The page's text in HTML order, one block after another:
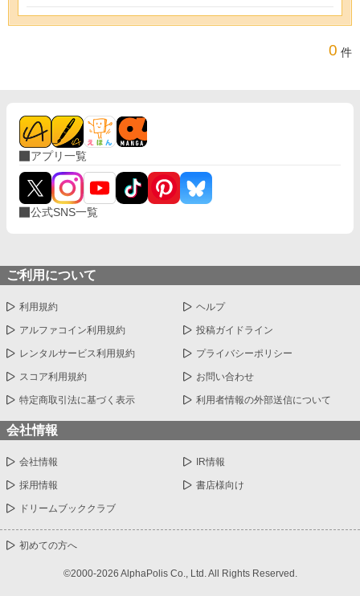
0 件
アプリ一覧
公式SNS一覧
ご利用について
利用規約 ヘルプ
アルファコイン利用規約 投稿ガイドライン
レンタルサービス利用規約 プライバシーポリシー
スコア利用規約 お問い合わせ
特定商取引法に基づく表示 利用者情報の外部送信について
会社情報
会社情報 IR情報
採用情報 書店様向け
ドリームブッククラブ
初めての方へ
©2000-2026 AlphaPolis Co., Ltd. All Rights Reserved.